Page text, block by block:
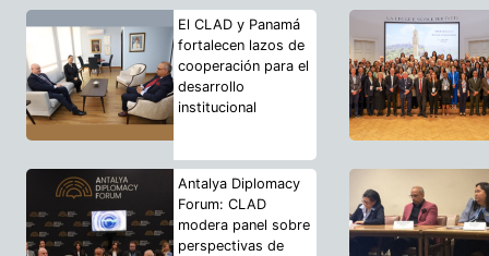
El CLAD y Panamá
fortalecen lazos de
cooperación para el
desarrollo
institucional
Antalya Diplomacy
Forum: CLAD
modera panel sobre
perspectivas de